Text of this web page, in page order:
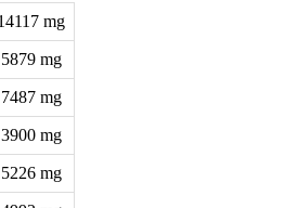
mg
5879 mg
7487 mg
3900 mg
5226 mg